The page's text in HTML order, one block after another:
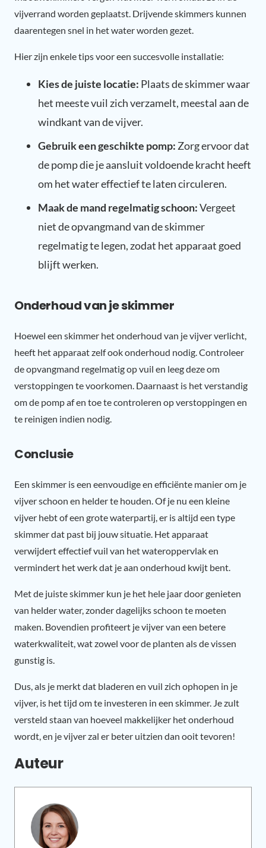
vijverrand worden geplaatst. Drijvende skimmers kunnen
daarentegen snel in het water worden gezet.
Hier zijn enkele tips voor een succesvolle installatie:
Kies de juiste locatie: Plaats de skimmer waar
het meeste vuil zich verzamelt, meestal aan de
windkant van de vijver.
Gebruik een geschikte pomp: Zorg ervoor dat
de pomp die je aansluit voldoende kracht heeft
om het water effectief te laten circuleren.
Maak de mand regelmatig schoon:Vergeet
niet de opvangmand van de skimmer
regelmatig te legen, zodat het apparaat goed
blijft werken.
Onderhoud van je skimmer
Hoewel een skimmer het onderhoud van je vijver verlicht,
heeft het apparaat zelf ook onderhoud nodig. Controleer
de opvangmand regelmatig op vuil en leeg deze om
verstoppingen te voorkomen. Daarnaast is het verstandig
om de pomp af en toe te controleren op verstoppingen en
te reinigen indien nodig.
Conclusie
Een skimmer is een eenvoudige en efficiënte manier om je
vijver schoon en helder te houden. Of je nu een kleine
vijver hebt of een grote waterpartij, er is altijd een type
skimmer dat past bij jouw situatie. Het apparaat
verwijdert effectief vuil van het wateroppervlak en
vermindert het werk dat je aan onderhoud kwijt bent.
Met de juiste skimmer kun je het hele jaar door genieten
van helder water, zonder dagelijks schoon te moeten
maken. Bovendien profiteert je vijver van een betere
waterkwaliteit, wat zowel voor de planten als de vissen
gunstig is.
Dus, als je merkt dat bladeren en vuil zich ophopen in je
vijver, is het tijd om te investeren in een skimmer. Je zult
versteld staan van hoeveel makkelijker het onderhoud
wordt, en je vijver zal er beter uitzien dan ooit tevoren!
Auteur